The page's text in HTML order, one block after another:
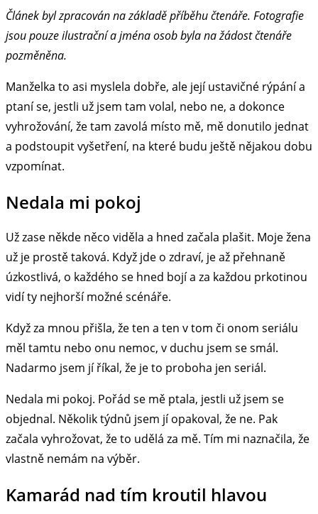
Článek byl zpracován na základě příběhu čtenáře. Fotografie
jsou pouze ilustrační a jména osob byla na žádost čtenáře
pozměněna.
Manželka to asi myslela dobře, ale její ustavičné rýpání a
ptaní se, jestli už jsem tam volal, nebo ne, a dokonce
vyhrožování, že tam zavolá místo mě, mě donutilo jednat
a podstoupit vyšetření, na které budu ještě nějakou dobu
vzpomínat.
Nedala mi pokoj
Už zase někde něco viděla a hned začala plašit. Moje žena
už je prostě taková. Když jde o zdraví, je až přehnaně
úzkostlivá, o každého se hned bojí a za každou prkotinou
vidí ty nejhorší možné scénáře.
Když za mnou přišla, že ten a ten v tom či onom seriálu
měl tamtu nebo onu nemoc, v duchu jsem se smál.
Nadarmo jsem jí říkal, že je to proboha jen seriál.
Nedala mi pokoj. Pořád se mě ptala, jestli už jsem se
objednal. Několik týdnů jsem jí opakoval, že ne. Pak
začala vyhrožovat, že to udělá za mě. Tím mi naznačila, že
vlastně nemám na výběr.
Kamarád nad tím kroutil hlavou